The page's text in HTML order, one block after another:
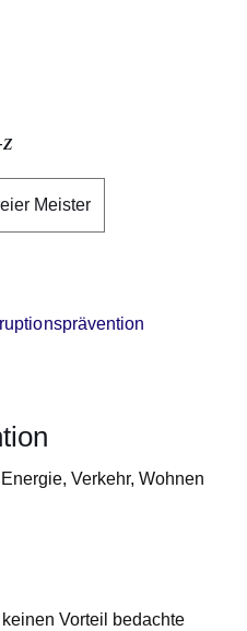
Z
Meister
Verkehr, Wohnen
Vorteil bedachte